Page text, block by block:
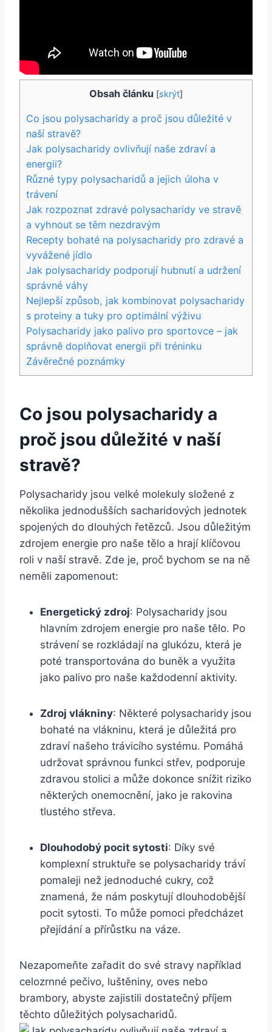
Obsah článku [skrýt]
Co jsou polysacharidy a proč jsou důležité v
naší stravě?
Jak polysacharidy ovlivňují naše zdraví a
energii?
Různé typy polysacharidů a jejich úloha v
trávení
Jak rozpoznat zdravé polysacharidy ve stravě
a vyhnout se těm nezdravým
Recepty bohaté na polysacharidy pro zdravé a
vyvážené jídlo
Jak polysacharidy podporují hubnutí a udržení
správné váhy
Nejlepší způsob, jak kombinovat polysacharidy
s proteiny a tuky pro optimální výživu
Polysacharidy jako palivo pro sportovce – jak
správně doplňovat energii při tréninku
Závěrečné poznámky
Co jsou polysacharidy a
proč jsou důležité v naší
stravě?
Polysacharidy jsou velké molekuly složené z
několika jednodušších sacharidových jednotek
spojených do dlouhých řetězců. Jsou důležitým
zdrojem energie pro naše tělo a hrají klíčovou
roli v naší stravě. Zde je, proč bychom se na ně
neměli zapomenout:
Energetický zdroj: Polysacharidy jsou
hlavním zdrojem energie pro naše tělo. Po
strávení se rozkládají na glukózu, která je
poté transportována do buněk a využita
jako palivo pro naše každodenní aktivity.
Zdroj vlákniny: Některé polysacharidy jsou
bohaté na vlákninu, která je důležitá pro
zdraví našeho trávicího systému. Pomáhá
udržovat správnou funkci střev, podporuje
zdravou stolici a může dokonce snížit riziko
některých onemocnění, jako je rakovina
tlustého střeva.
Dlouhodobý pocit sytosti: Díky své
komplexní struktuře se polysacharidy tráví
pomaleji než jednoduché cukry, což
znamená, že nám poskytují dlouhodobější
pocit sytosti. To může pomoci předcházet
přejídání a přírůstku na váze.
Nezapomeňte zařadit do své stravy například
celozrnné pečivo, luštěniny, oves nebo
brambory, abyste zajistili dostatečný příjem
těchto důležitých polysacharidů.